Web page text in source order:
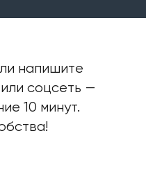
напишите
соцсеть —
10 минут.